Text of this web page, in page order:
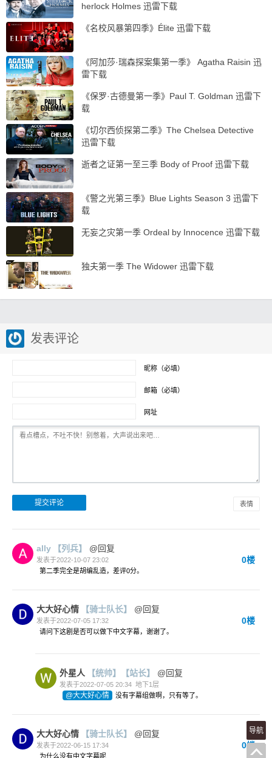
herlock Holmes 迅雷下载
《名校风暴第四季》Élite 迅雷下载
《阿加莎·瑞森探案集第一季》 Agatha Raisin 迅
雷下载
《保罗·古德曼第一季》Paul T. Goldman 迅雷下
载
《切尔西侦探第二季》The Chelsea Detective
迅雷下载
逝者之证第一至三季 Body of Proof 迅雷下载
《警之光第三季》Blue Lights Season 3 迅雷下
载
无妄之灾第一季 Ordeal by Innocence 迅雷下载
独夫第一季 The Widower 迅雷下载
发表评论
昵称（必填）
邮箱（必填）
网址
表情
ally 【列兵】 @回复
发表于2022-10-07 23:02 0楼
第二季完全是胡编乱造，差评0分。
大大好心情 【骑士队长】 @回复
发表于2022-07-05 17:32 0楼
请问下这剧是否可以做下中文字幕，谢谢了。
外星人 【统帅】 【站长】 @回复
发表于2022-07-05 20:34 地下1层
@大大好心情 没有字幕组做啊，只有等了。
大大好心情 【骑士队长】 @回复
发表于2022-06-15 17:34 0楼
为什么没有中文字幕呢
导航